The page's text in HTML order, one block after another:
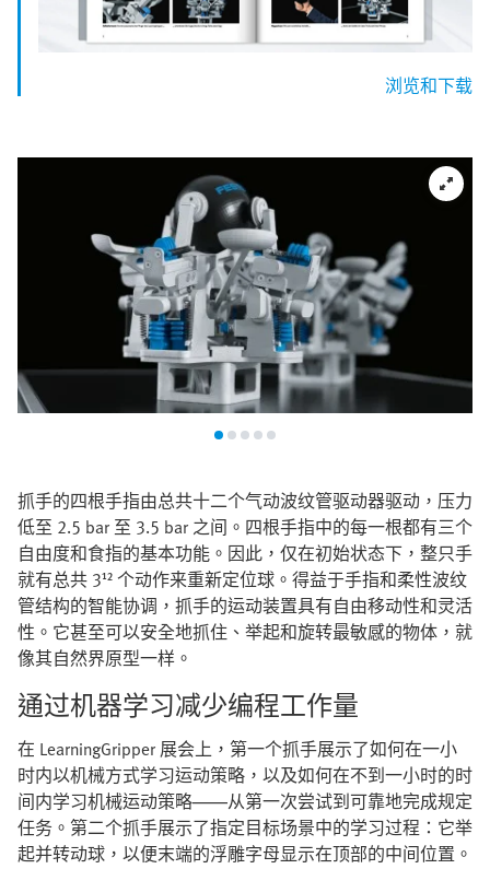
浏览和下载
抓手的四根手指由总共十二个气动波纹管驱动器驱动，压力
低至 2.5 bar 至 3.5 bar 之间。四根手指中的每一根都有三个
自由度和食指的基本功能。因此，仅在初始状态下，整只手
就有总共 3¹² 个动作来重新定位球。得益于手指和柔性波纹
管结构的智能协调，抓手的运动装置具有自由移动性和灵活
性。它甚至可以安全地抓住、举起和旋转最敏感的物体，就
像其自然界原型一样。
通过机器学习减少编程工作量
在 LearningGripper 展会上，第一个抓手展示了如何在一小
时内以机械方式学习运动策略，以及如何在不到一小时的时
间内学习机械运动策略——从第一次尝试到可靠地完成规定
任务。第二个抓手展示了指定目标场景中的学习过程：它举
起并转动球，以便末端的浮雕字母显示在顶部的中间位置。